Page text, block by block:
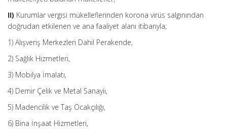
II) Kurumlar vergisi mükelleflerinden korona virüs salgınından
doğrudan etkilenen ve ana faaliyet alanı itibarıyla;
1) Alışveriş Merkezleri Dahil Perakende,
2) Sağlık Hizmetleri,
3) Mobilya İmalatı,
4) Demir Çelik ve Metal Sanayii,
5) Madencilik ve Taş Ocakçılığı,
6) Bina İnşaat Hizmetleri,